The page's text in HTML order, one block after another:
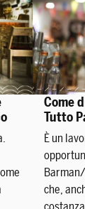
Come
Tutto
È un
che,